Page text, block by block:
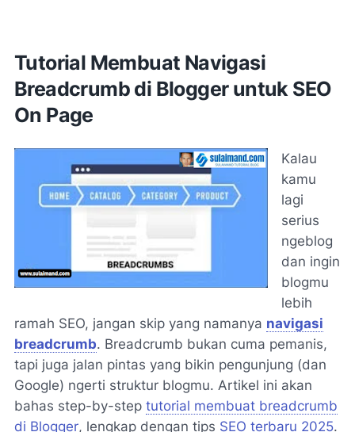
Tutorial Membuat Navigasi
Breadcrumb di Blogger untuk SEO
On Page
Kalau
kamu
lagi
serius
ngeblog
dan ingin
blogmu
lebih
ramah SEO, jangan skip yang namanya navigasi
breadcrumb. Breadcrumb bukan cuma pemanis,
tapi juga jalan pintas yang bikin pengunjung (dan
Google) ngerti struktur blogmu. Artikel ini akan
bahas step-by-step tutorial membuat breadcrumb
di Blogger, lengkap dengan tips SEO terbaru 2025.